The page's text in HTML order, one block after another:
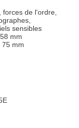
forces de l'ordre,
sensibles
mm
75 mm